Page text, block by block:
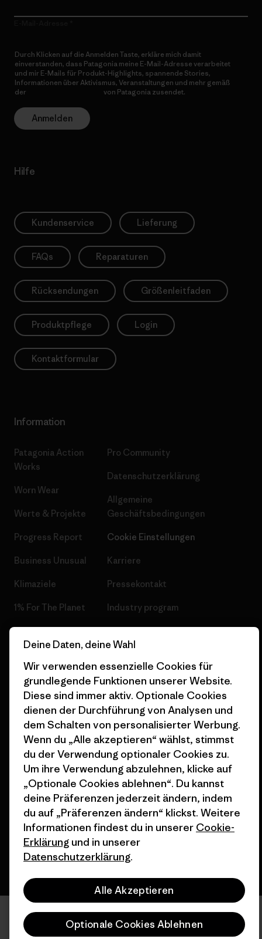
Durch Klicken auf die Anmelden Taste, erkläre mich damit
einverstanden, dass Patagonia meine E-Mail-Adresse verarbeitet
und mir E-Mails für Produkt-Highlights, spannende Stories,
Informationen über Aktivismus, Veranstaltungen und mehr gemäß
der
von Patagonia zusendet.
Anmelden
Hilfe
Kundenservice Lieferung
FAQs Reparaturen
Rücksendungen Größenleitfaden
Produktpflege Login
Kontaktformular
Information
Patagonia Action
Works
Worn Wear
Werte & Projekte
Progress Report
Business Unusual
Klimaziele
1% For The Planet
Wie wir finanzieren
Stores in deiner
Nähe
Pro Community
Datenschutzerklärung
Allgemeine
Geschäftsbedingungen
Cookie Einstellungen
Karriere
Pressekontakt
Industry program
Affiliate-Programm
Seitenverzeichnis
© 2026 Patagonia, Inc. All Rights Reserved.
Deutsch
Deine Daten, deine Wahl
Wir verwenden essenzielle Cookies für
grundlegende Funktionen unserer Website.
Diese sind immer aktiv. Optionale Cookies
dienen der Durchführung von Analysen und
dem Schalten von personalisierter Werbung.
Wenn du „Alle akzeptieren“ wählst, stimmst
du der Verwendung optionaler Cookies zu.
Um ihre Verwendung abzulehnen, klicke auf
„Optionale Cookies ablehnen“. Du kannst
deine Präferenzen jederzeit ändern, indem
du auf „Präferenzen ändern“ klickst. Weitere
Informationen findest du in unserer Cookie-
Erklärung und in unserer
Datenschutzerklärung.
Alle Akzeptieren
Optionale Cookies Ablehnen